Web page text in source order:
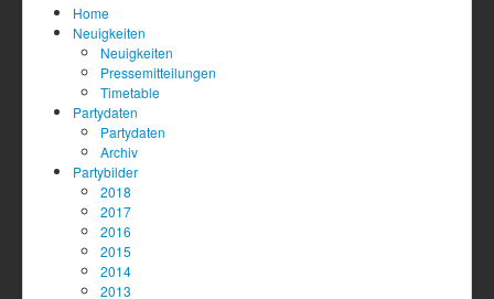
Home
Neuigkeiten
Neuigkeiten
Pressemitteilungen
Timetable
Partydaten
Partydaten
Archiv
Partybilder
2018
2017
2016
2015
2014
2013